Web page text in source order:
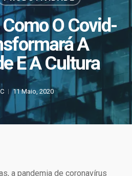
O Covid-
A
E A Cultura
11 Maio, 2020
a pandemia de coronavírus